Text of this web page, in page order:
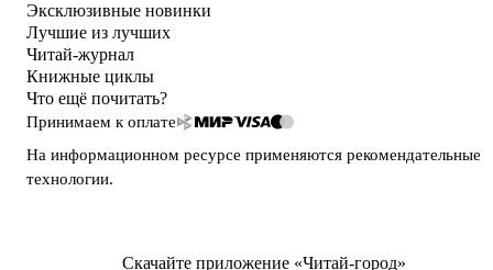
Эксклюзивные новинки
Лучшие из лучших
Читай-журнал
Книжные циклы
Что ещё почитать?
Принимаем к оплате
На информационном ресурсе применяются рекомендательные
технологии.
Скачайте приложение «Читай-город»